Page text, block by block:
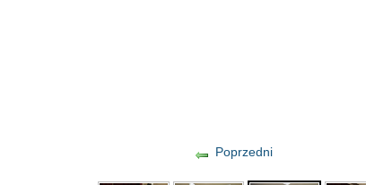
Poprzedni